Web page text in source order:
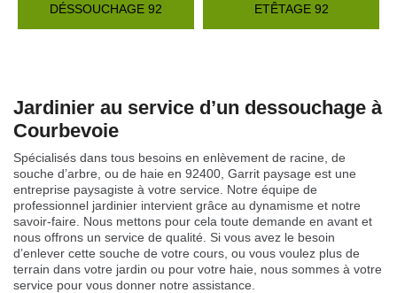
DÉSSOUCHAGE 92 ETÊTAGE 92
Jardinier au service d’un dessouchage à
Courbevoie
Spécialisés dans tous besoins en enlèvement de racine, de
souche d’arbre, ou de haie en 92400, Garrit paysage est une
entreprise paysagiste à votre service. Notre équipe de
professionnel jardinier intervient grâce au dynamisme et notre
savoir-faire. Nous mettons pour cela toute demande en avant et
nous offrons un service de qualité. Si vous avez le besoin
d’enlever cette souche de votre cours, ou vous voulez plus de
terrain dans votre jardin ou pour votre haie, nous sommes à votre
service pour vous donner notre assistance.